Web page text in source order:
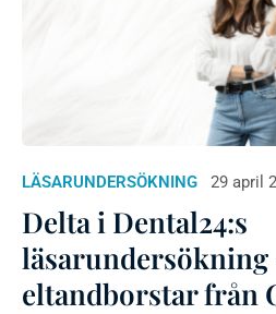
LÄSARUNDERSÖKNING 29 april
Delta i Dental24:s
eltandborstar från